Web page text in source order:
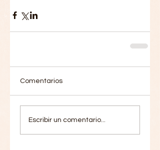
Comentarios
Escribir un comentario...